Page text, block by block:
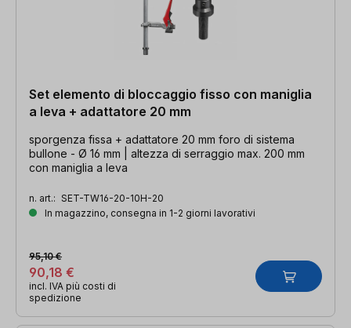
Set elemento di bloccaggio fisso con maniglia
a leva + adattatore 20 mm
sporgenza fissa + adattatore 20 mm foro di sistema
bullone - Ø 16 mm | altezza di serraggio max. 200 mm
con maniglia a leva
n. art.: SET-TW16-20-10H-20
In magazzino, consegna in 1-2 giorni lavorativi
90,18 €
95,10 €
incl. IVA più costi di
spedizione